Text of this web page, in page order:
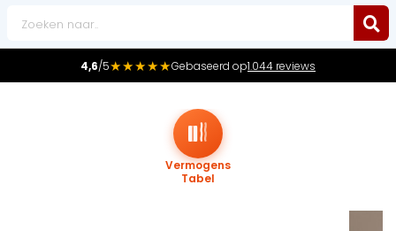
4,6/5★★★★★Gebaseerd op1.044 reviews
Vermogens
Tabel